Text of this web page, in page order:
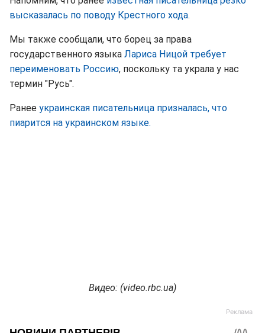
высказалась по поводу Крестного хода.
Мы также сообщали, что борец за права
государственного языка Лариса Ницой требует
переименовать Россию, поскольку та украла у нас
термин "Русь".
Ранее украинская писательница призналась, что
пиарится на украинском языке.
Видео: (video.rbc.ua)